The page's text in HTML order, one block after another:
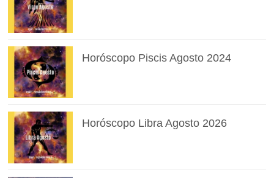
Horóscopo Piscis Agosto 2024
Horóscopo Libra Agosto 2026